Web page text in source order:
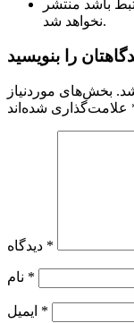
باشد منتشر
نخواهد شد.
را بنویسید
بخش‌های موردنیاز
*
*
*